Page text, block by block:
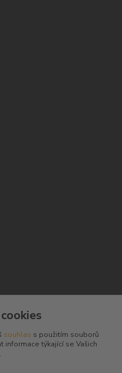
souhlas s použitím souborů
informace týkající se Vašich